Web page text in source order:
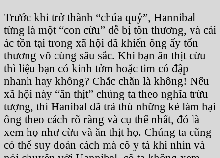
Trước khi trở thành “chúa quỷ”, Hannibal
từng là một “con cừu” dễ bị tổn thương, và cái
ác tồn tại trong xã hội đã khiến ông ấy tổn
thương vô cùng sâu sắc. Khi bạn ăn thịt cừu
thì liệu bạn có kinh tởm hoặc tim có đập
nhanh hay không? Chắc chắn là không! Nếu
xã hội này “ăn thịt” chúng ta theo nghĩa trừu
tượng, thì Hanibal đã trả thù những kẻ làm hại
ông theo cách rõ ràng và cụ thể nhất, đó là
xem họ như cừu và ăn thịt họ. Chúng ta cũng
có thể suy đoán cách mà cô y tá khi nhìn và